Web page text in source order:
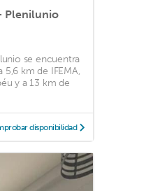
Plenilunio
se encuentra
5,6 km de IFEMA,
y a 13 km de
disponibilidad